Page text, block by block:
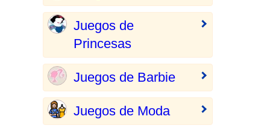
Juegos de
Princesas
Juegos de Barbie
Juegos de Moda